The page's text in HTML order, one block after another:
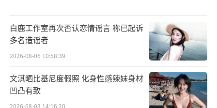
白鹿工作室再次否认恋情谣言 称已起诉
多名造谣者
2026-08-06 10:58:39
文淇晒比基尼度假照 化身性感辣妹身材
凹凸有致
2026-08-03 14:16:20